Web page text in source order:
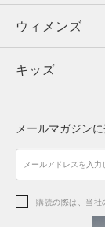
ウィメンズ
キッズ
アクセサリー
トップス
ボトムス
アクセサリー
ウィメンズ
トップス
シューズ
アクセサリー
キッズ
シューズ
メールマガジン
購読の際は、当社